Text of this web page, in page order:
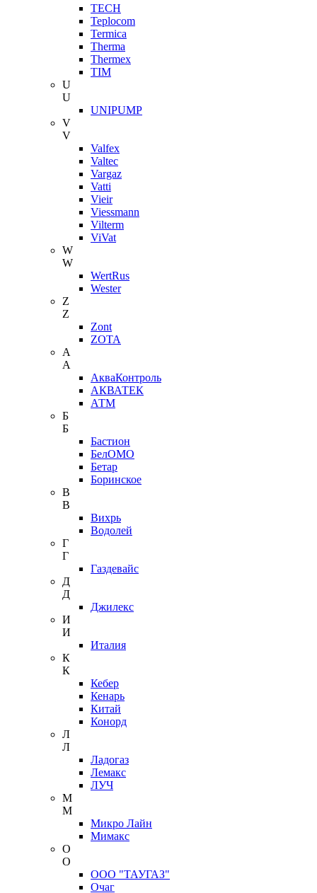
TECH
Teplocom
Termica
Therma
Thermex
TIM
U
U
UNIPUMP
V
V
Valfex
Valtec
Vargaz
Vatti
Vieir
Viessmann
Vilterm
ViVat
W
W
WertRus
Wester
Z
Z
Zont
ZOTA
А
А
АкваКонтроль
АКВАТЕК
АТМ
Б
Б
Бастион
БелОМО
Бетар
Боринское
В
В
Вихрь
Водолей
Г
Г
Газдевайс
Д
Д
Джилекс
И
И
Италия
К
К
Кебер
Кенарь
Китай
Конорд
Л
Л
Ладогаз
Лемакс
ЛУЧ
М
М
Микро Лайн
Мимакс
О
О
ООО "ТАУГАЗ"
Очаг